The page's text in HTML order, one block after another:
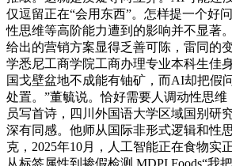
仅逗留正在“会用东西”。怎样提一个好
性思维等高阶能力遭到的影响并不显著
给出的营销方案显得乏善可陈，雷同的
学悉尼工商学院工商办理专业本科生佳
国戈壁盆地不成能有铀矿，而AI却把假
处置。”董毓说。恰好需要人调动性思
员写首诗，四川外国语大学区域国别研
深有同感。他师从国际非形式逻辑和性
克，2025年10月，人工智能正在食物实
从标签属性到掺假检测 MDPI Foods“我